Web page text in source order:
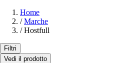
Home
/ Marche
/ Hostfull
Filtri
Vedi il prodotto